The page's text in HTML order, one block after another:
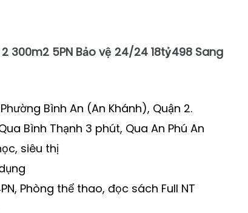
300m2 5PN Bảo vệ 24/24 18tỷ498 Sang
Bình An (An Khánh), Quận 2.
Bình Thạnh 3 phút, Qua An Phú An
siêu thị
Phòng thể thao, đọc sách Full NT